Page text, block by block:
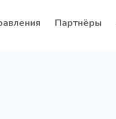
Партнёры